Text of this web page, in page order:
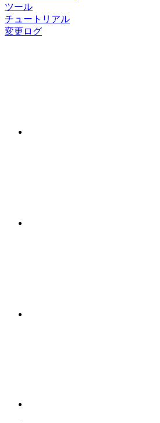
ツール
チュートリアル
変更ログ